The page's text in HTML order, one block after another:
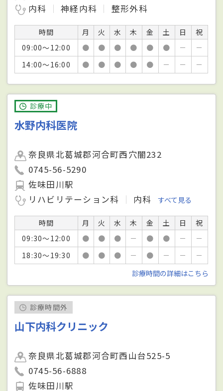
内科
神経内科 整形外科
時間 月 火 水 木 金 土 日
祝
09:00～12:00
● ● ● ● ● ● －
－
14:00～16:00
● ● ● ● ● － － －
診療中
水野内科医院
奈良県北葛城郡河合町西穴闇232
0745-56-5290
佐味田川駅
リハビリテーション科
内科 すべて見る
時間 月 火 水 木 金 土 日
祝
09:30～12:00
● ● ● － ● ● －
－
18:30～19:30
● ● ● － ● － －
－
診療時間の詳細はこちら
診療時間外
山下内科クリニック
奈良県北葛城郡河合町西山台525-5
0745-56-6888
佐味田川駅